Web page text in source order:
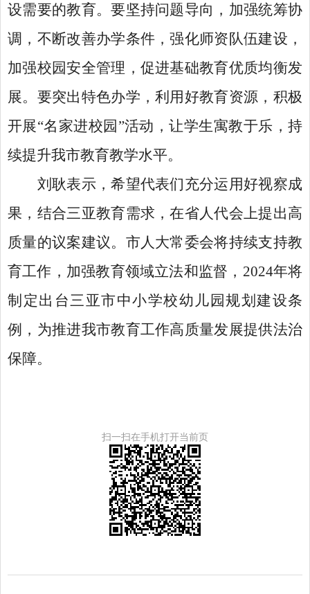
设需要的教育。要坚持问题导向，加强统筹协
调，不断改善办学条件，强化师资队伍建设，
加强校园安全管理，促进基础教育优质均衡发
展。要突出特色办学，利用好教育资源，积极
开展“名家进校园”活动，让学生寓教于乐，持
续提升我市教育教学水平。
刘耿表示，希望代表们充分运用好视察成
果，结合三亚教育需求，在省人代会上提出高
质量的议案建议。市人大常委会将持续支持教
育工作，加强教育领域立法和监督，2024年将
制定出台三亚市中小学校幼儿园规划建设条
例，为推进我市教育工作高质量发展提供法治
保障。
扫一扫在手机打开当前页